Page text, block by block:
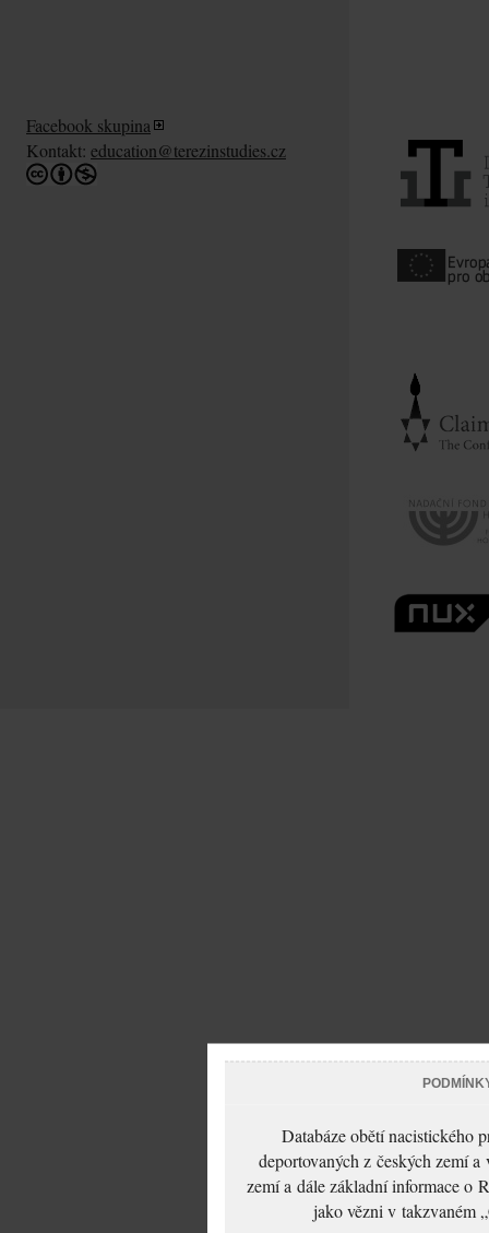
Facebook skupina
Kontakt: education@terezinstudies.cz
Databáze obětí nacistického
deportovaných z českých zemí
zemí a dále základní informace o
jako vězni v takzvaném